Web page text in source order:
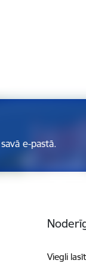
e-pastā.
Viegli lasīt